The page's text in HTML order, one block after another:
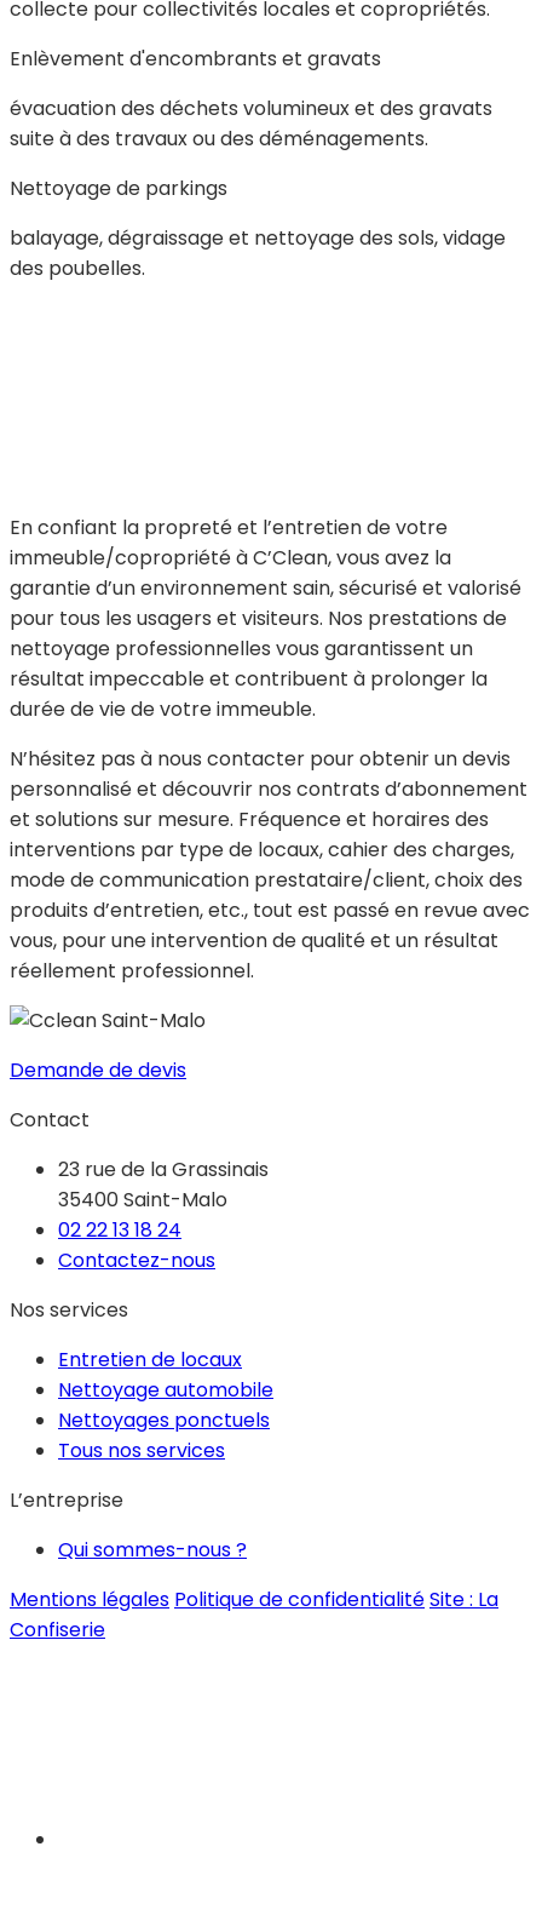
collecte pour collectivités locales et copropriétés.
Enlèvement d'encombrants et gravats
évacuation des déchets volumineux et des gravats
suite à des travaux ou des déménagements.
Nettoyage de parkings
balayage, dégraissage et nettoyage des sols, vidage
des poubelles.
En confiant la propreté et l’entretien de votre
immeuble/copropriété à C’Clean, vous avez la
garantie d’un environnement sain, sécurisé et valorisé
pour tous les usagers et visiteurs. Nos prestations de
nettoyage professionnelles vous garantissent un
résultat impeccable et contribuent à prolonger la
durée de vie de votre immeuble.
N’hésitez pas à nous contacter pour obtenir un devis
personnalisé et découvrir nos contrats d’abonnement
et solutions sur mesure. Fréquence et horaires des
interventions par type de locaux, cahier des charges,
mode de communication prestataire/client, choix des
produits d’entretien, etc., tout est passé en revue avec
vous, pour une intervention de qualité et un résultat
réellement professionnel.
Demande de devis
Contact
23 rue de la Grassinais
35400 Saint-Malo
02 22 13 18 24
Contactez-nous
Nos services
Entretien de locaux
Nettoyage automobile
Nettoyages ponctuels
Tous nos services
L’entreprise
Qui sommes-nous ?
Mentions légales Politique de confidentialitéSite : La
Confiserie